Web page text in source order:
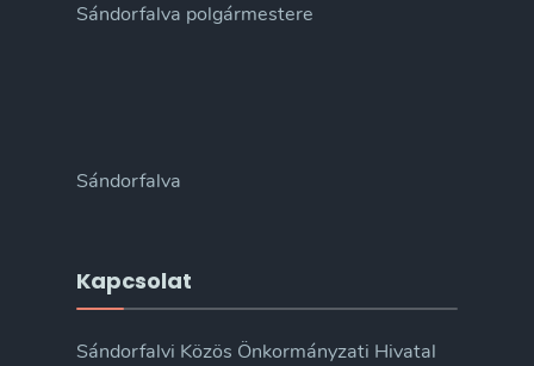
Sándorfalva polgármestere
Sándorfalva
Kapcsolat
Sándorfalvi Közös Önkormányzati Hivatal